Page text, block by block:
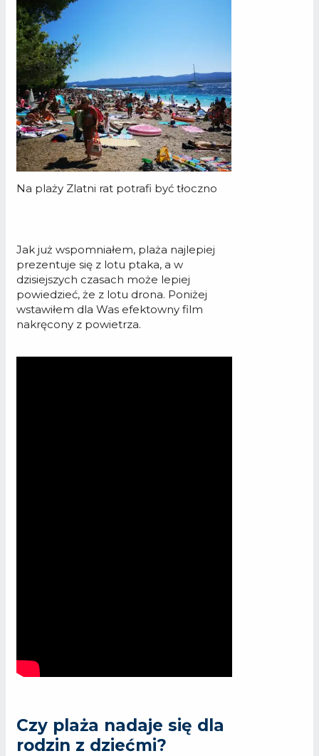
Na plaży Zlatni rat potrafi być tłoczno
Jak już wspomniałem, plaża najlepiej
prezentuje się z lotu ptaka, a w
dzisiejszych czasach może lepiej
powiedzieć, że z lotu drona. Poniżej
wstawiłem dla Was efektowny film
nakręcony z powietrza.
Czy plaża nadaje się dla
rodzin z dziećmi?